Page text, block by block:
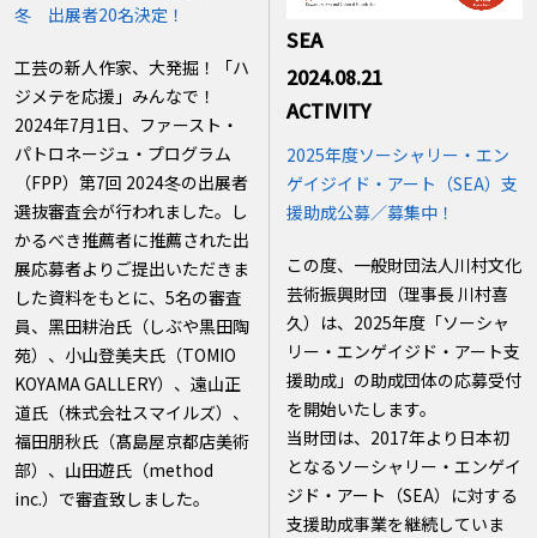
冬 出展者20名決定！
工芸の新人作家、大発掘！「ハ
ジメテを応援」みんなで！
2024年7月1日、ファースト・
パトロネージュ・プログラム
（FPP）第7回 2024冬の出展者
選抜審査会が行われました。し
かるべき推薦者に推薦された出
展応募者よりご提出いただきま
した資料をもとに、5名の審査
員、黑田耕治氏（しぶや黒田陶
苑）、小山登美夫氏（TOMIO
KOYAMA GALLERY）、遠山正
道氏（株式会社スマイルズ）、
福田朋秋氏（髙島屋京都店美術
部）、山田遊氏（method
inc.）で審査致しました。
SEA
2024.08.21
ACTIVITY
2025年度ソーシャリー・エン
ゲイジイド・アート（SEA）支
援助成公募／募集中！
この度、一般財団法人川村文化
芸術振興財団（理事長 川村喜
久）は、2025年度「ソーシャ
リー・エンゲイジド・アート支
援助成」の助成団体の応募受付
を開始いたします。
当財団は、2017年より日本初
となるソーシャリー・エンゲイ
ジド・アート（SEA）に対する
支援助成事業を継続していま